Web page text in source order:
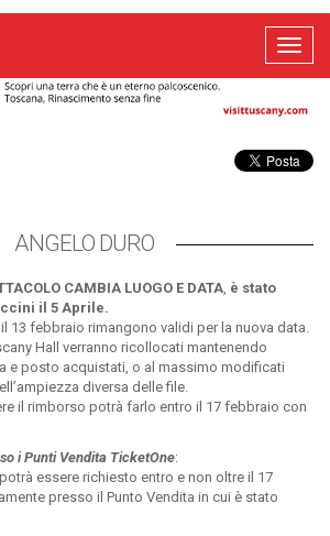
ANGELO DURO
CAMBIA LUOGO E DATA, è stato
il 5 Aprile.
13 febbraio rimangono validi per la nuova data.
Hall verranno ricollocati mantenendo
e posto acquistati, o al massimo modificati
diversa delle file.
il rimborso potrà farlo entro il 17 febbraio con
i Punti Vendita TicketOne:
essere richiesto entro e non oltre il 17
presso il Punto Vendita in cui è stato